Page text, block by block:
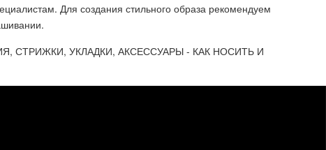
Для создания стильного образа рекомендуем
СТРИЖКИ, УКЛАДКИ, АКСЕССУАРЫ - КАК НОСИТЬ И